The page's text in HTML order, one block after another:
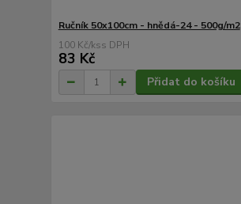
Ručník 50x100cm - hnědá-24 - 500g/m2
100 Kč/ks
83 Kč
Přidat do košíku